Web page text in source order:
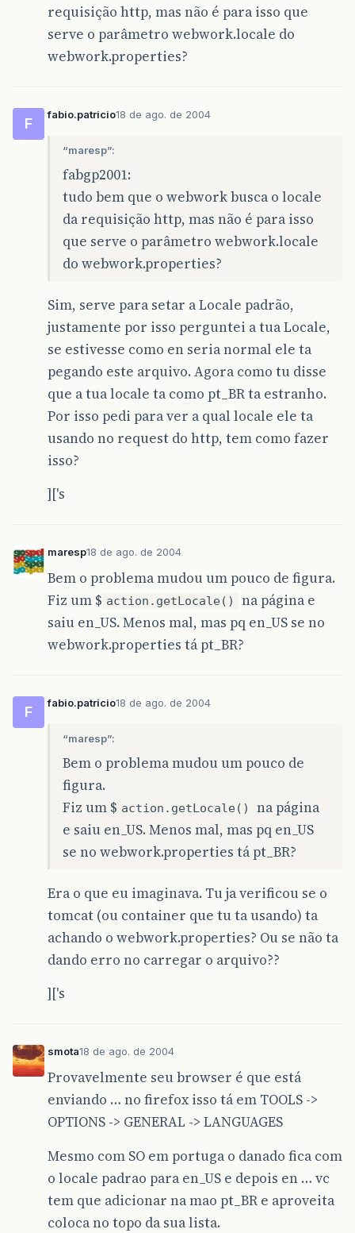
requisição http, mas não é para isso que
serve o parâmetro webwork.locale do
webwork.properties?
F
fabio.patricio18 de ago. de 2004
“maresp”:
fabgp2001:
tudo bem que o webwork busca o locale
da requisição http, mas não é para isso
que serve o parâmetro webwork.locale
do webwork.properties?
Sim, serve para setar a Locale padrão,
justamente por isso perguntei a tua Locale,
se estivesse como en seria normal ele ta
pegando este arquivo. Agora como tu disse
que a tua locale ta como pt_BR ta estranho.
Por isso pedi para ver a qual locale ele ta
usando no request do http, tem como fazer
isso?
]['s
maresp18 de ago. de 2004
Bem o problema mudou um pouco de figura.
Fiz um $ action.getLocale()
na página e
saiu en_US. Menos mal, mas pq en_US se no
webwork.properties tá pt_BR?
F
fabio.patricio18 de ago. de 2004
“maresp”:
Bem o problema mudou um pouco de
figura.
Fiz um $ action.getLocale()
na página
e saiu en_US. Menos mal, mas pq en_US
se no webwork.properties tá pt_BR?
Era o que eu imaginava. Tu ja verificou se o
tomcat (ou container que tu ta usando) ta
achando o webwork.properties? Ou se não ta
dando erro no carregar o arquivo??
]['s
smota18 de ago. de 2004
Provavelmente seu browser é que está
enviando … no firefox isso tá em TOOLS ->
OPTIONS -> GENERAL -> LANGUAGES
Mesmo com SO em portuga o danado fica com
o locale padrao para en_US e depois en … vc
tem que adicionar na mao pt_BR e aproveita
coloca no topo da sua lista.